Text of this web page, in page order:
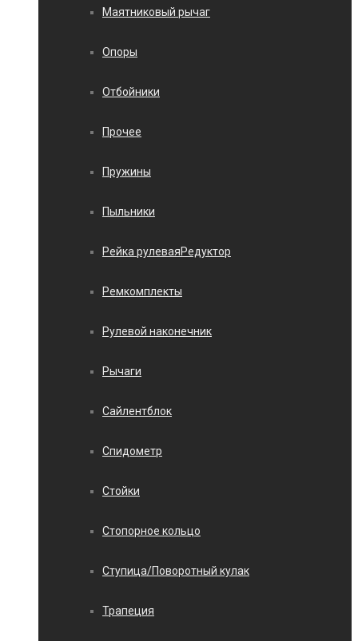
Маятниковый рычаг
Опоры
Отбойники
Прочее
Пружины
Пыльники
Рейка рулеваяРедуктор
Ремкомплекты
Рулевой наконечник
Рычаги
Сайлентблок
Спидометр
Стойки
Стопорное кольцо
Ступица/Поворотный кулак
Трапеция